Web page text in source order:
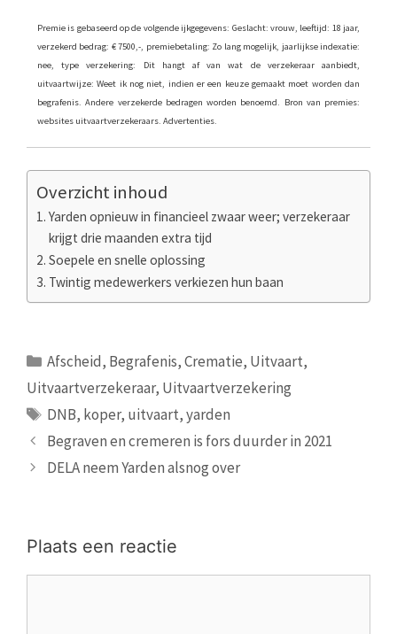
Premie is gebaseerd op de volgende ijkgegevens: Geslacht: vrouw, leeftijd: 18 jaar,
verzekerd bedrag: € 7500,-, premiebetaling: Zo lang mogelijk, jaarlijkse indexatie:
nee, type verzekering: Dit hangt af van wat de verzekeraar aanbiedt,
uitvaartwijze: Weet ik nog niet, indien er een keuze gemaakt moet worden dan
begrafenis. Andere verzekerde bedragen worden benoemd. Bron van premies:
websites uitvaartverzekeraars. Advertenties.
Overzicht inhoud
Yarden opnieuw in financieel zwaar weer; verzekeraar
krijgt drie maanden extra tijd
Soepele en snelle oplossing
Twintig medewerkers verkiezen hun baan
Categorieën
Afscheid, Begrafenis,Crematie, Uitvaart,
Uitvaartverzekeraar, Uitvaartverzekering
Tags
DNB, koper, uitvaart,yarden
Begraven en cremeren is fors duurder in 2021
DELA neem Yarden alsnog over
Plaats een reactie